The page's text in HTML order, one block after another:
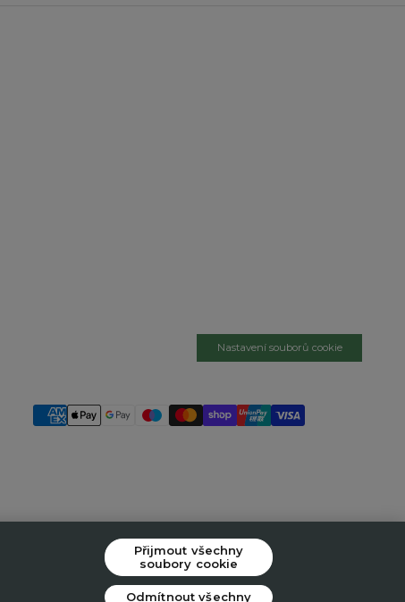
Nastavení souborů cookie
Odmítnout všechny
Přijmout všechny
soubory cookie